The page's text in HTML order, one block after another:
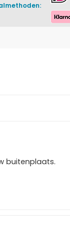
buitenplaats.